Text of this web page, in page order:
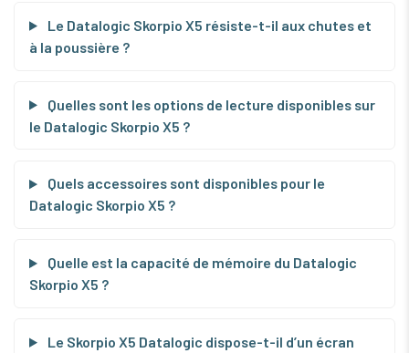
Le Datalogic Skorpio X5 résiste-t-il aux chutes et
à la poussière ?
Quelles sont les options de lecture disponibles sur
le Datalogic Skorpio X5 ?
Quels accessoires sont disponibles pour le
Datalogic Skorpio X5 ?
Quelle est la capacité de mémoire du Datalogic
Skorpio X5 ?
Le Skorpio X5 Datalogic dispose-t-il d’un écran